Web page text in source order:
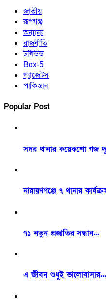
জাতীয়
রূপগঞ্জ
অন্যান্য
রাজনীতি
টলিউড
Box-5
গ্যাজেটস
পাকিস্তান
Popular Post
সদর থানার কয়েকশো গজ
নারায়ণগঞ্জে ৭ থানার
৭১ নতুন প্রজাতির সন্ধান...
এ জীবন শুধুই ভালোবাসার...